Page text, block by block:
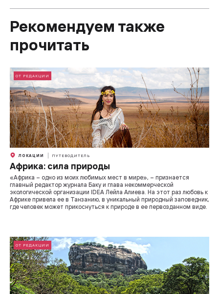
Рекомендуем также
прочитать
ОТ РЕДАКЦИИ
ЛОКАЦИИ ПУТЕВОДИТЕЛЬ
Африка: сила природы
«Африка – одно из моих любимых мест в мире», – признается
главный редактор журнала Баку и глава некоммерческой
экологической организации IDEA Лейла Алиева. На этот раз любовь к
Африке привела ее в Танзанию, в уникальный природный заповедник,
где человек может прикоснуться к природе в ее первозданном виде.
ОТ РЕДАКЦИИ